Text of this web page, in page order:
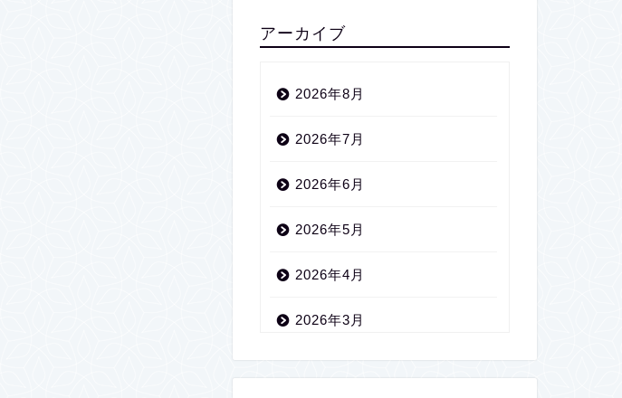
アーカイブ
2026年8月
2026年7月
2026年6月
2026年5月
2026年4月
2026年3月
2026年2月